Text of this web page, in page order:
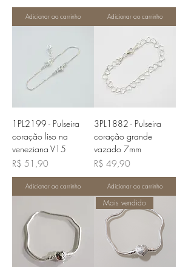
Adicionar ao carrinho Adicionar ao carrinho
1PL2199 - Pulseira
coração liso na
veneziana V15
Preço
R$ 51,90
Adicionar ao carrinho
3PL1882 - Pulseira
coração grande
vazado 7mm
Preço
R$ 49,90
Adicionar ao carrinho
Mais vendido